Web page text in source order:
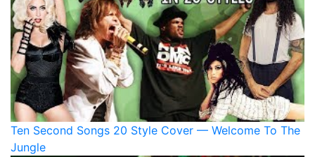
Ten Second Songs 20 Style Cover — Welcome To The
Jungle